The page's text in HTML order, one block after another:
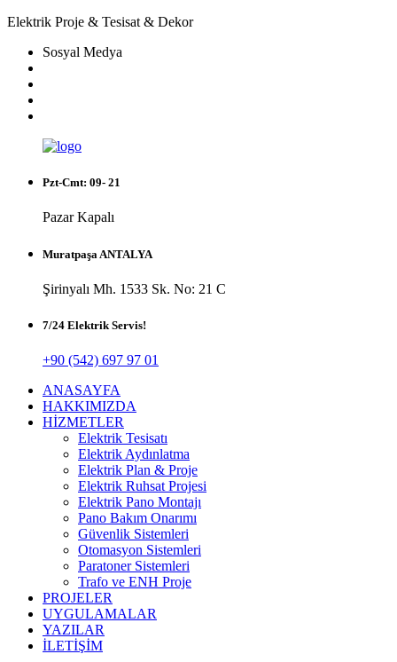
Elektrik Proje & Tesisat & Dekor
Sosyal Medya
Pzt-Cmt: 09- 21
Pazar Kapalı
Muratpaşa ANTALYA
Şirinyalı Mh. 1533 Sk. No: 21 C
7/24 Elektrik Servis!
+90 (542) 697 97 01
ANASAYFA
HAKKIMIZDA
HİZMETLER
Elektrik Tesisatı
Elektrik Aydınlatma
Elektrik Plan & Proje
Elektrik Ruhsat Projesi
Elektrik Pano Montajı
Pano Bakım Onarımı
Güvenlik Sistemleri
Otomasyon Sistemleri
Paratoner Sistemleri
Trafo ve ENH Proje
PROJELER
UYGULAMALAR
YAZILAR
İLETİŞİM